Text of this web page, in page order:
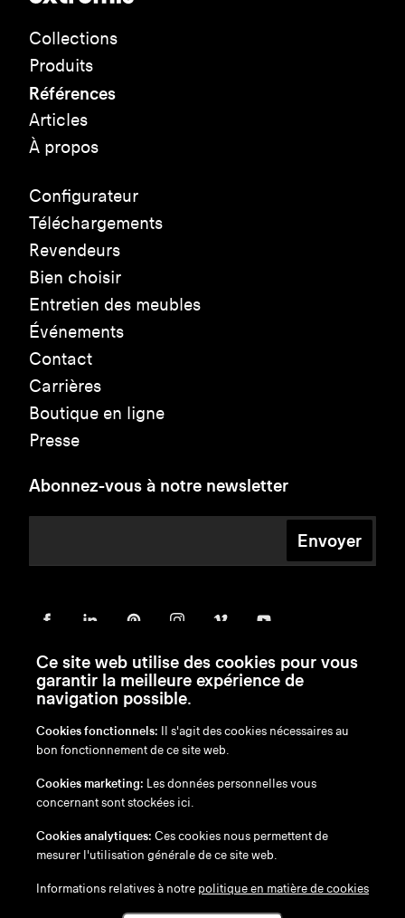
Collections
Produits
Références
Articles
À propos
Configurateur
Téléchargements
Revendeurs
Bien choisir
Entretien des meubles
Événements
Contact
Carrières
Boutique en ligne
Presse
Abonnez-vous à notre newsletter
Envoyer
en/nl/fr/de
Exonération de responsabilité
Politique en matière de cookies
Ce site web utilise des cookies pour vous
garantir la meilleure expérience de
navigation possible.
Cookies fonctionnels: Il s'agit des cookies nécessaires au
bon fonctionnement de ce site web.
Cookies marketing: Les données personnelles vous
concernant sont stockées ici.
Cookies analytiques: Ces cookies nous permettent de
mesurer l'utilisation générale de ce site web.
Informations relatives à notre politique en matière de cookies